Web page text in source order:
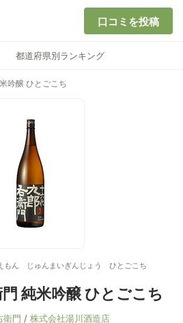
口コミを投稿
都道府県別ランキング
吟醸 ひとごこち
もん じゅんまいぎんじょう ひとごこち
純米吟醸 ひとごこち
衛門 / 株式会社湯川酒造店